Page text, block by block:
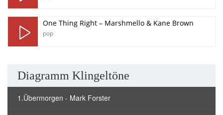
One Thing Right – Marshmello & Kane Brown
pop
Diagramm Klingeltöne
1.Übermorgen - Mark Forster